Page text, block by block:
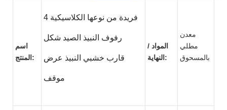
اسم
المنتج:
فريدة من نوعها الكلاسيكية 4
رفوف النبيذ الصيد شكل
قارب خشبي النبيذ عرض
موقف
المواد /
النهاية:
معدن
مطلي
بالمسحوق